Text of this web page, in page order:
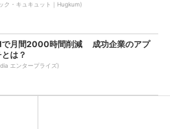
ク・キュキュット｜Hugkum)
で月間2000時間削減 成功企業のアプ
は？
エンタープライズ)